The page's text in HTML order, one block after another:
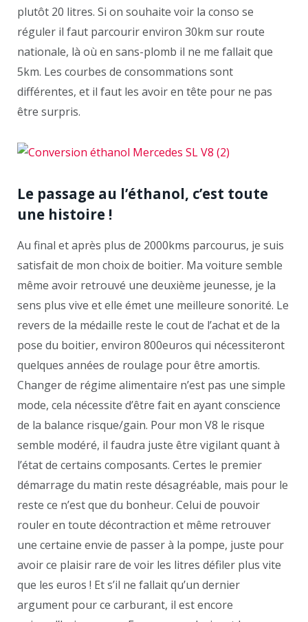
plutôt 20 litres. Si on souhaite voir la conso se
réguler il faut parcourir environ 30km sur route
nationale, là où en sans-plomb il ne me fallait que
5km. Les courbes de consommations sont
différentes, et il faut les avoir en tête pour ne pas
être surpris.
Le passage au l’éthanol, c’est toute
une histoire !
Au final et après plus de 2000kms parcourus, je suis
satisfait de mon choix de boitier. Ma voiture semble
même avoir retrouvé une deuxième jeunesse, je la
sens plus vive et elle émet une meilleure sonorité. Le
revers de la médaille reste le cout de l’achat et de la
pose du boitier, environ 800euros qui nécessiteront
quelques années de roulage pour être amortis.
Changer de régime alimentaire n’est pas une simple
mode, cela nécessite d’être fait en ayant conscience
de la balance risque/gain. Pour mon V8 le risque
semble modéré, il faudra juste être vigilant quant à
l’état de certains composants. Certes le premier
démarrage du matin reste désagréable, mais pour le
reste ce n’est que du bonheur. Celui de pouvoir
rouler en toute décontraction et même retrouver
une certaine envie de passer à la pompe, juste pour
avoir ce plaisir rare de voir les litres défiler plus vite
que les euros ! Et s’il ne fallait qu’un dernier
argument pour ce carburant, il est encore